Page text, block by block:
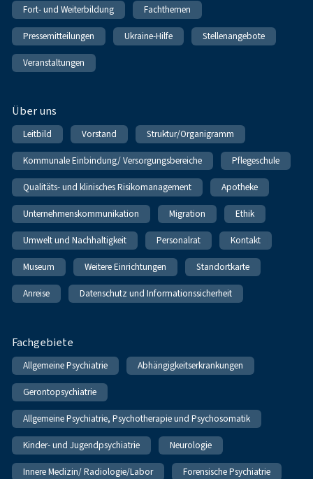
Fort- und Weiterbildung Fachthemen
Pressemitteilungen Ukraine-Hilfe Stellenangebote
Veranstaltungen
Über uns
Leitbild Vorstand Struktur/Organigramm
Kommunale Einbindung/ Versorgungsbereiche Pflegeschule
Qualitäts- und klinisches Risikomanagement Apotheke
Unternehmenskommunikation Migration Ethik
Umwelt und Nachhaltigkeit Personalrat Kontakt
Museum Weitere Einrichtungen Standortkarte
Anreise Datenschutz und Informationssicherheit
Fachgebiete
Allgemeine Psychiatrie Abhängigkeitserkrankungen
Gerontopsychiatrie
Allgemeine Psychiatrie, Psychotherapie und Psychosomatik
Kinder- und Jugendpsychiatrie Neurologie
Innere Medizin/ Radiologie/Labor Forensische Psychiatrie